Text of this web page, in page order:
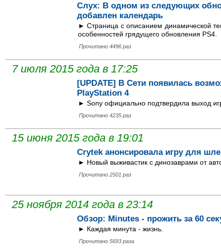
Слух: В одном из следующих
добавлен календарь
► Страница с описанием динамической
особенностей грядущего обновления PS4.
Прочитано 4496 раз
7 июля 2015 года в 17:25
[UPDATE] В Сети появилась
PlayStation 4
► Sony официально подтвердила выход
Прочитано 4235 раз
15 июня 2015 года в 19:01
Crytek анонсировала игру для
► Новый выживастик с динозаврами от
Прочитано 2501 раз
25 ноября 2014 года в 23:14
Обзор: Minutes - прожить за 60
► Каждая минута - жизнь.
Прочитано 5693 раза